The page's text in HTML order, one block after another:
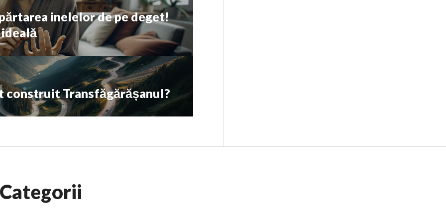
inelelor de pe deget!
construit Transfăgărășanul?
Categorii